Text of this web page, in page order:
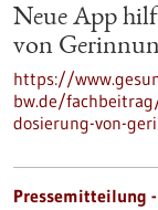
Neue App
von
https://
bw.de/
dosierung-von-
Pressemitteilung -